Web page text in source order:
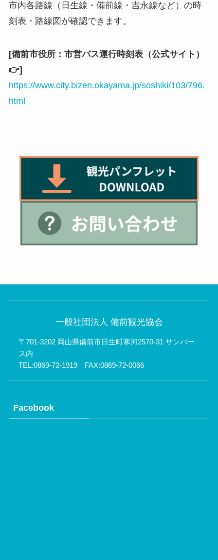
市内各路線（日生線・備前線・吉永線など）の時
刻表・路線図が確認できます。
[備前市役所：市営バス運行時刻表（公式サイト）
👉]
https://www.city.bizen.okayama.jp/soshiki/103/796.
html
一般社団法人 備前観光協会
〒701-3202 岡山県備前市日生町寒河2570-31 サンバー
ス内
TEL:0869-72-1919 FAX:0869-72-0066
Facebook